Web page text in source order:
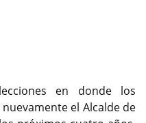
en donde los
el Alcalde de